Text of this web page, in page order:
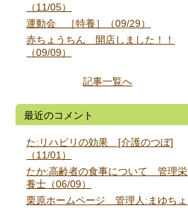
（11/05）
運動会 ［特養］（09/29）
赤ちょうちん 開店しました！！
（09/09）
記事一覧へ
最近のコメント
た:リハビリの効果 [介護のつぼ]
（11/01）
たか:高齢者の食事について 管理栄
養士（06/09）
栗原ホームページ 管理人:まゆちょ